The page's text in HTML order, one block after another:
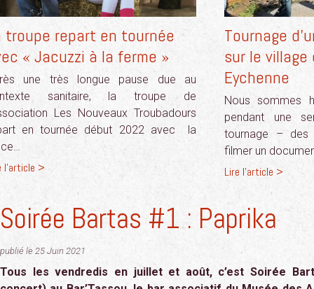
troupe repart en tournée
« Jacuzzi à la ferme »
une très longue pause due au
sanitaire, la troupe de
Les Nouveaux Troubadours
en tournée début 2022 avec la
l'article >
Tournage
sur le village
Eychenne
Nous sommes
pendant une
tournage – des
filmer un
Lire l'article >
Soirée Bartas #1 : Paprika
publié le 25 Juin 2021
Tous les vendredis en juillet et août, c’est Soirée